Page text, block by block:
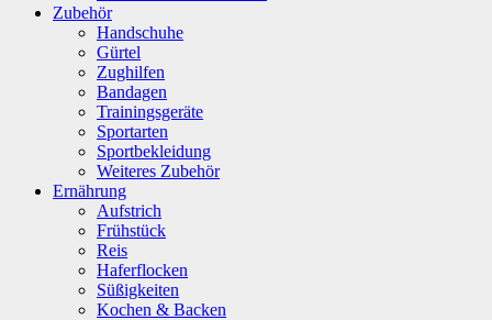
Zubehör
Handschuhe
Gürtel
Zughilfen
Bandagen
Trainingsgeräte
Sportarten
Sportbekleidung
Weiteres Zubehör
Ernährung
Aufstrich
Frühstück
Reis
Haferflocken
Süßigkeiten
Kochen & Backen